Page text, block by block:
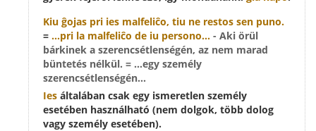
Kiu ĝojas pri ies malfeliĉo, tiu ne restos sen puno.
= ...pri la malfeliĉo de iu persono... - Aki örül
bárkinek a szerencsétlenségén, az nem marad
büntetés nélkül. = ...egy személy
szerencsétlenségén...
Ies általában csak egy ismeretlen személy
esetében használható (nem dolgok, több dolog
vagy személy esetében).